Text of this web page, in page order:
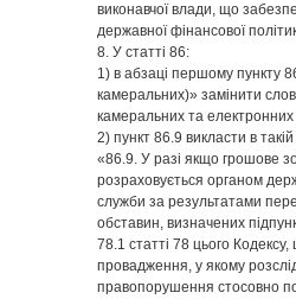
виконавчої влади, що
державної фінансової
8. У статті 86:
1) в абзаці першому пункту
камеральних)» замінити
камеральних та електронних
2) пункт 86.9 викласти в такій
«86.9. У разі якщо грошове
розраховується органом
служби за результатами
обставин, визначених
78.1 статті 78 цього
провадження, у якому
правопорушення стосовно